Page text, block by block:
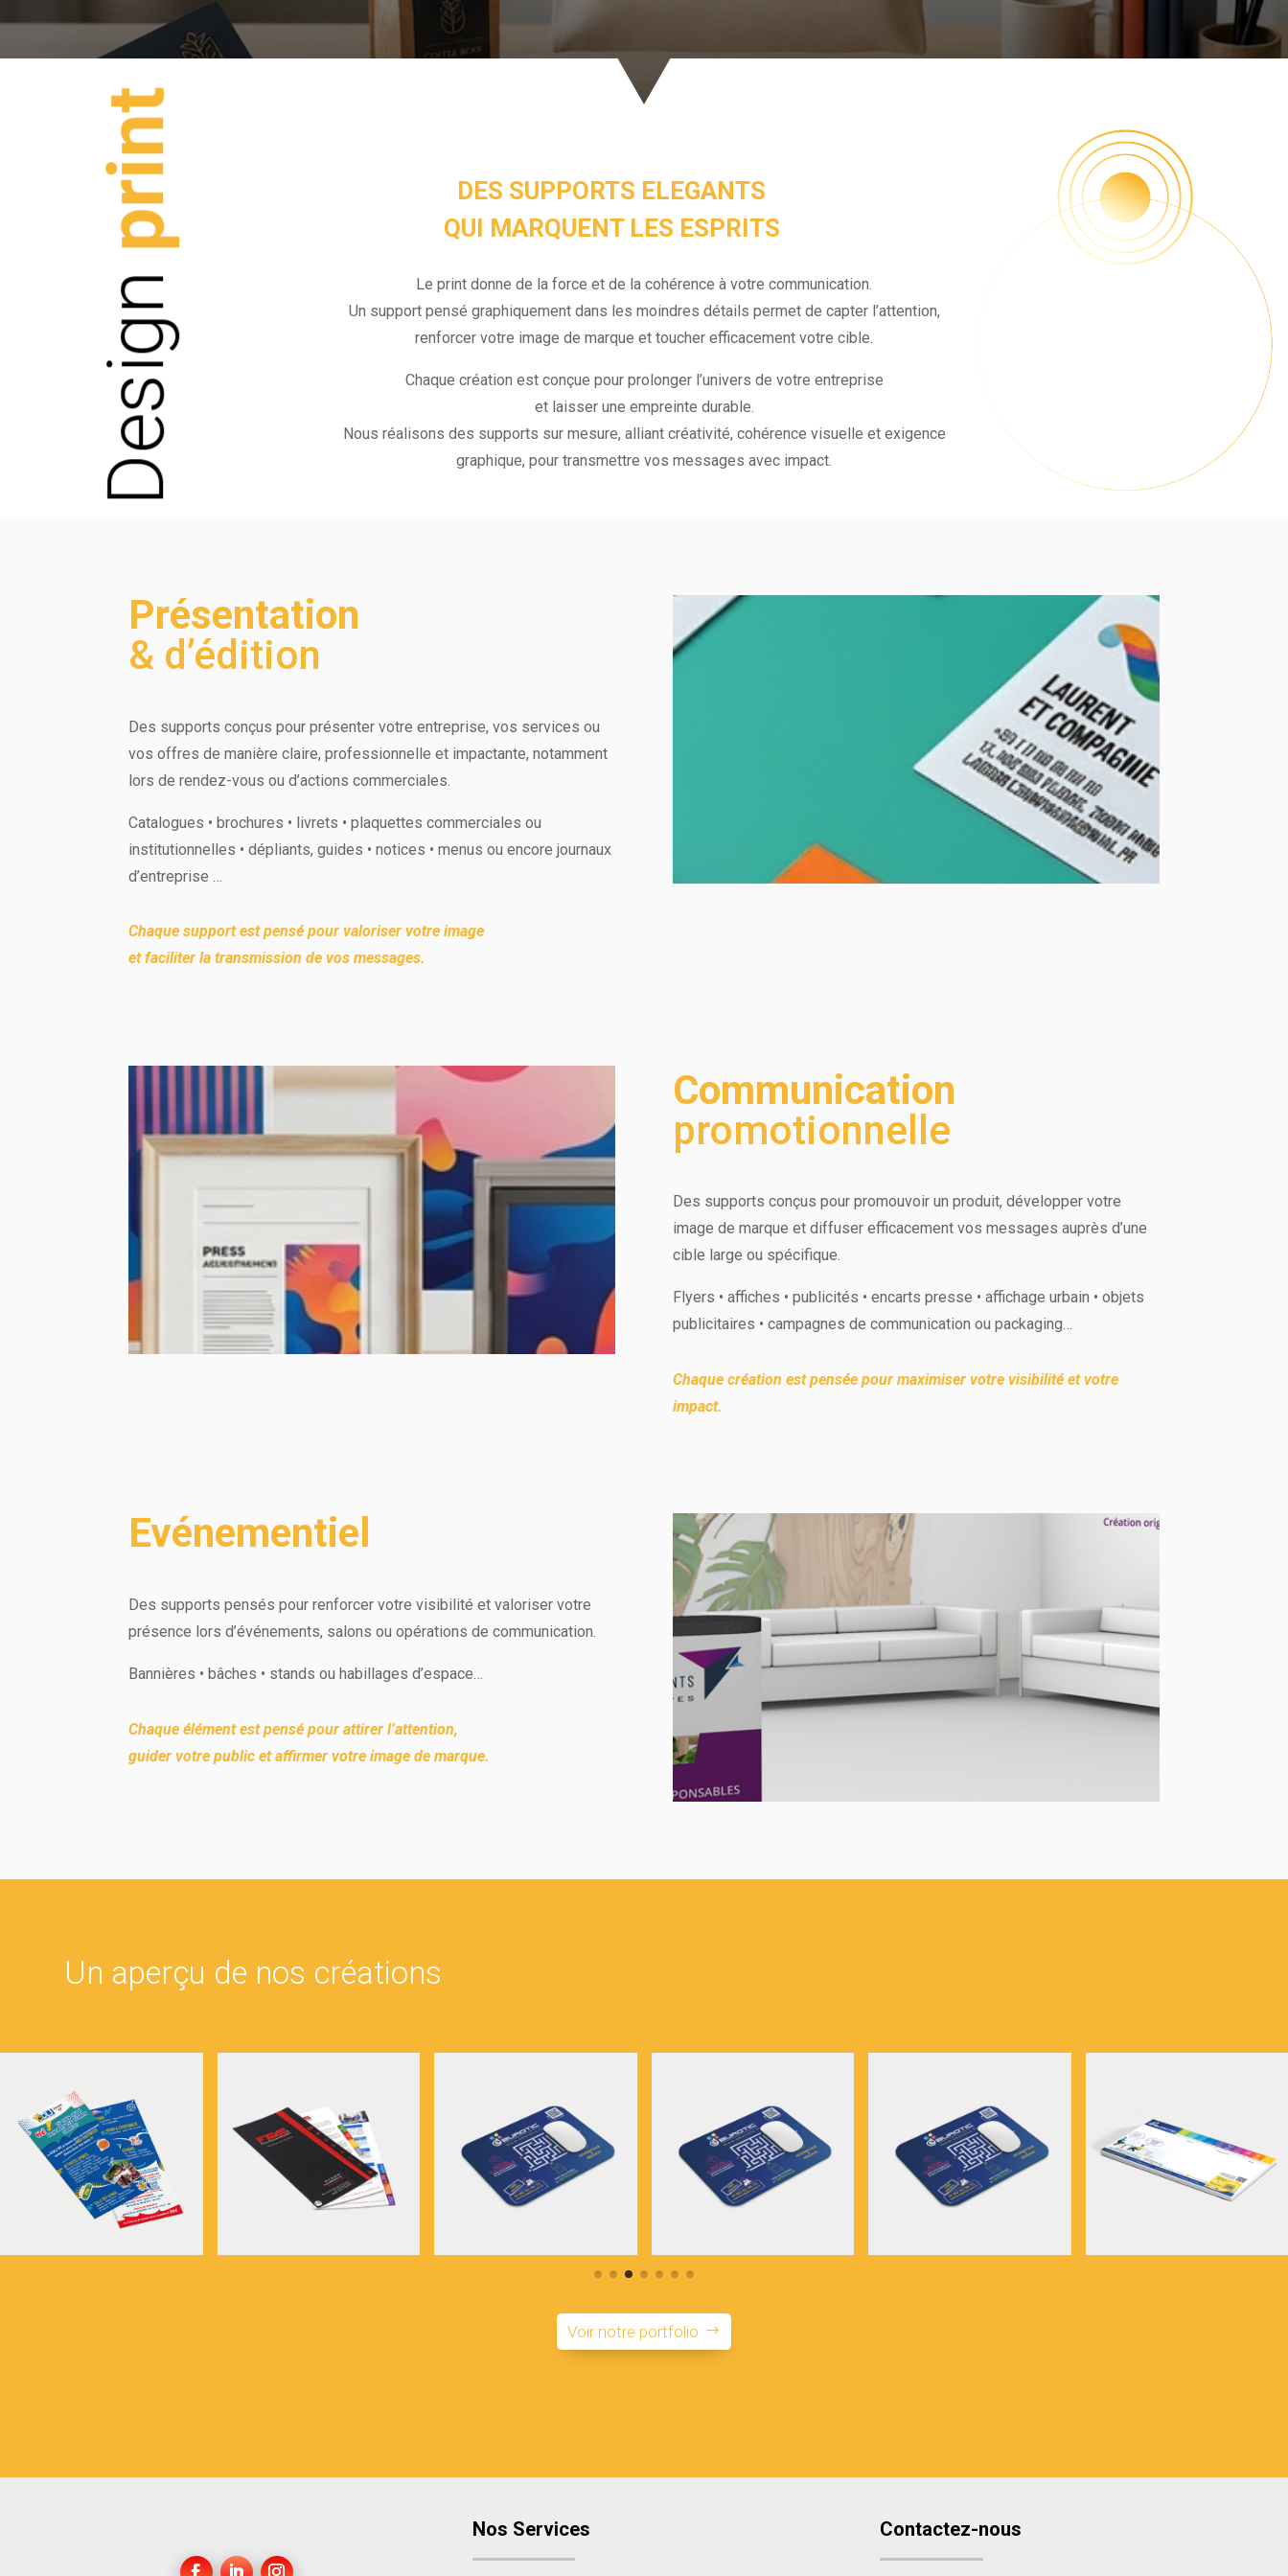
Design
print
DES SUPPORTS ELEGANTS
QUI MARQUENT LES ESPRITS
Le print donne de la force et de la cohérence à votre communication.
Un support pensé graphiquement dans les moindres détails permet de capter l’attention,
renforcer votre image de marque et toucher efficacement votre cible.
Chaque création est conçue pour prolonger l’univers de votre entreprise
et laisser une empreinte durable.
Nous réalisons des supports sur mesure, alliant créativité, cohérence visuelle et exigence
graphique, pour transmettre vos messages avec impact.
Présentation
& d’édition
Des supports conçus pour présenter votre entreprise, vos services ou
vos offres de manière claire, professionnelle et impactante, notamment
lors de rendez-vous ou d’actions commerciales.
Catalogues • brochures • livrets • plaquettes commerciales ou
institutionnelles • dépliants, guides • notices • menus ou encore journaux
d’entreprise …
Chaque support est pensé pour valoriser votre image
et faciliter la transmission de vos messages.
Communication
promotionnelle
Des supports conçus pour promouvoir un produit, développer votre
image de marque et diffuser efficacement vos messages auprès d’une
cible large ou spécifique.
Flyers • affiches • publicités • encarts presse • affichage urbain • objets
publicitaires • campagnes de communication ou packaging…
Chaque création est pensée pour maximiser votre visibilité et votre
impact.
Evénementiel
Des supports pensés pour renforcer votre visibilité et valoriser votre
présence lors d’événements, salons ou opérations de communication.
Bannières • bâches • stands ou habillages d’espace…
Chaque élément est pensé pour attirer l’attention,
guider votre public et affirmer votre image de marque.
Un aperçu de nos créations
Voir notre portfolio
Nos Services Contactez-nous